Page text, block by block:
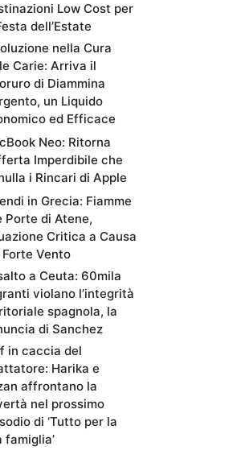
Low Cost per
dell’Estate
nella Cura
Carie: Arriva il
di Diammina
un Liquido
ed Efficace
Neo: Ritorna
Imperdibile che
i Rincari di Apple
in Grecia: Fiamme
Porte di Atene,
Critica a Causa
Vento
a Ceuta: 60mila
violano l’integrità
spagnola, la
di Sanchez
in caccia del
Harika e
affrontano la
nel prossimo
di ‘Tutto per la
famiglia’